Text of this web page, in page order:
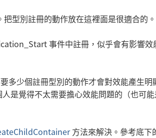
型別註冊的動作放在這裡面是很適合的。
事件中註冊，似乎會有影響效
多少個註冊型別的動作才會對效能產生明
是覺得不太需要擔心效能問題的（也可
方法來解決。參考底下